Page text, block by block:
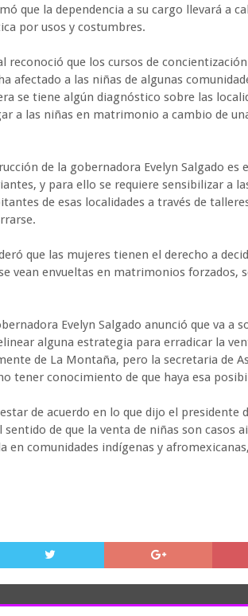
que la dependencia a su cargo llevará a
por usos y costumbres.
reconoció que los cursos de
afectado a las niñas de algunas
se tiene algún diagnóstico sobre las
a las niñas en matrimonio a cambio de
de la gobernadora Evelyn Salgado es
y para ello se requiere sensibilizar a
de esas localidades a través de
que las mujeres tienen el derecho a
vean envueltas en matrimonios forzados,
Evelyn Salgado anunció que va a
alguna estrategia para erradicar la
de La Montaña, pero la secretaria de
tener conocimiento de que haya esa
de acuerdo en lo que dijo el presidente
de que la venta de niñas son casos
en comunidades indígenas y